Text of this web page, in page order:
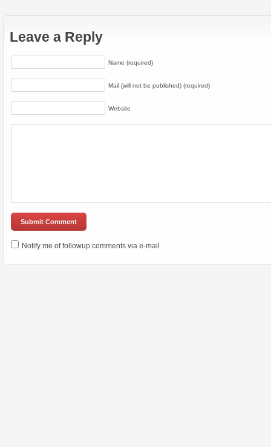
Leave a Reply
Name (required)
Mail (will not be published) (required)
Website
Notify me of followup comments via e-mail